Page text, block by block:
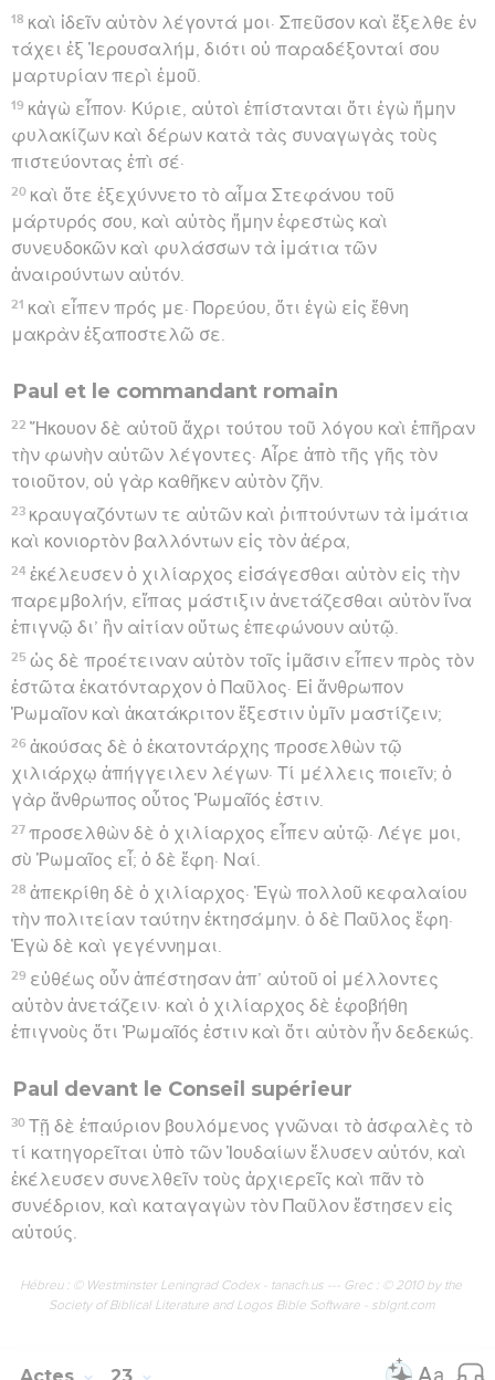
18 καὶ ἰδεῖν αὐτὸν λέγοντά μοι· Σπεῦσον καὶ ἔξελθε ἐν
τάχει ἐξ Ἰερουσαλήμ, διότι οὐ παραδέξονταί σου
μαρτυρίαν περὶ ἐμοῦ.
19 κἀγὼ εἶπον· Κύριε, αὐτοὶ ἐπίστανται ὅτι ἐγὼ ἤμην
φυλακίζων καὶ δέρων κατὰ τὰς συναγωγὰς τοὺς
πιστεύοντας ἐπὶ σέ·
20 καὶ ὅτε ἐξεχύννετο τὸ αἷμα Στεφάνου τοῦ
μάρτυρός σου, καὶ αὐτὸς ἤμην ἐφεστὼς καὶ
συνευδοκῶν καὶ φυλάσσων τὰ ἱμάτια τῶν
ἀναιρούντων αὐτόν.
21 καὶ εἶπεν πρός με· Πορεύου, ὅτι ἐγὼ εἰς ἔθνη
μακρὰν ἐξαποστελῶ σε.
Paul et le commandant romain
22 Ἤκουον δὲ αὐτοῦ ἄχρι τούτου τοῦ λόγου καὶ ἐπῆραν
τὴν φωνὴν αὐτῶν λέγοντες· Αἶρε ἀπὸ τῆς γῆς τὸν
τοιοῦτον, οὐ γὰρ καθῆκεν αὐτὸν ζῆν.
23 κραυγαζόντων τε αὐτῶν καὶ ῥιπτούντων τὰ ἱμάτια
καὶ κονιορτὸν βαλλόντων εἰς τὸν ἀέρα,
24 ἐκέλευσεν ὁ χιλίαρχος εἰσάγεσθαι αὐτὸν εἰς τὴν
παρεμβολήν, εἴπας μάστιξιν ἀνετάζεσθαι αὐτὸν ἵνα
ἐπιγνῷ δι’ ἣν αἰτίαν οὕτως ἐπεφώνουν αὐτῷ.
25 ὡς δὲ προέτειναν αὐτὸν τοῖς ἱμᾶσιν εἶπεν πρὸς τὸν
ἑστῶτα ἑκατόνταρχον ὁ Παῦλος· Εἰ ἄνθρωπον
Ῥωμαῖον καὶ ἀκατάκριτον ἔξεστιν ὑμῖν μαστίζειν;
26 ἀκούσας δὲ ὁ ἑκατοντάρχης προσελθὼν τῷ
χιλιάρχῳ ἀπήγγειλεν λέγων· Τί μέλλεις ποιεῖν; ὁ
γὰρ ἄνθρωπος οὗτος Ῥωμαῖός ἐστιν.
27 προσελθὼν δὲ ὁ χιλίαρχος εἶπεν αὐτῷ· Λέγε μοι,
σὺ Ῥωμαῖος εἶ; ὁ δὲ ἔφη· Ναί.
28 ἀπεκρίθη δὲ ὁ χιλίαρχος· Ἐγὼ πολλοῦ κεφαλαίου
τὴν πολιτείαν ταύτην ἐκτησάμην. ὁ δὲ Παῦλος ἔφη·
Ἐγὼ δὲ καὶ γεγέννημαι.
29 εὐθέως οὖν ἀπέστησαν ἀπ’ αὐτοῦ οἱ μέλλοντες
αὐτὸν ἀνετάζειν· καὶ ὁ χιλίαρχος δὲ ἐφοβήθη
ἐπιγνοὺς ὅτι Ῥωμαῖός ἐστιν καὶ ὅτι αὐτὸν ἦν δεδεκώς.
Paul devant le Conseil supérieur
30 Τῇ δὲ ἐπαύριον βουλόμενος γνῶναι τὸ ἀσφαλὲς τὸ
τί κατηγορεῖται ὑπὸ τῶν Ἰουδαίων ἔλυσεν αὐτόν, καὶ
ἐκέλευσεν συνελθεῖν τοὺς ἀρχιερεῖς καὶ πᾶν τὸ
συνέδριον, καὶ καταγαγὼν τὸν Παῦλον ἔστησεν εἰς
αὐτούς.
Hébreu : © Westminster Leningrad Codex - tanach.us --- Grec : © 2010 by the
Society of Biblical Literature and Logos Bible Software - sblgnt.com
Actes 23